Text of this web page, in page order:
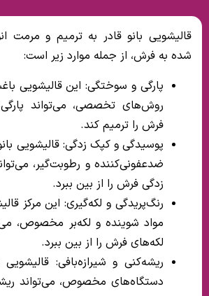
قالیشویی بانو قادر به ترمیم و مرمت
شده به فرش، از جمله موارد زیر است:
پارگی و سوختگی: این قالیشویی
روش‌های تخصصی، می‌تواند
فرش را ترمیم کند.
پوسیدگی و کپک زدگی: قالیشویی
ضدعفونی‌کننده و رطوبت‌گیر،
زدگی فرش را از بین ببرد.
رنگ‌پریدگی و لکه‌گیری: این مرکز
مواد شوینده و لکه‌بر مخصوص،
لکه‌های فرش را از بین ببرد.
ریشه‌کنی و شیرازه‌بافی: قالیشویی
دستگاه‌های مخصوص، می‌تواند